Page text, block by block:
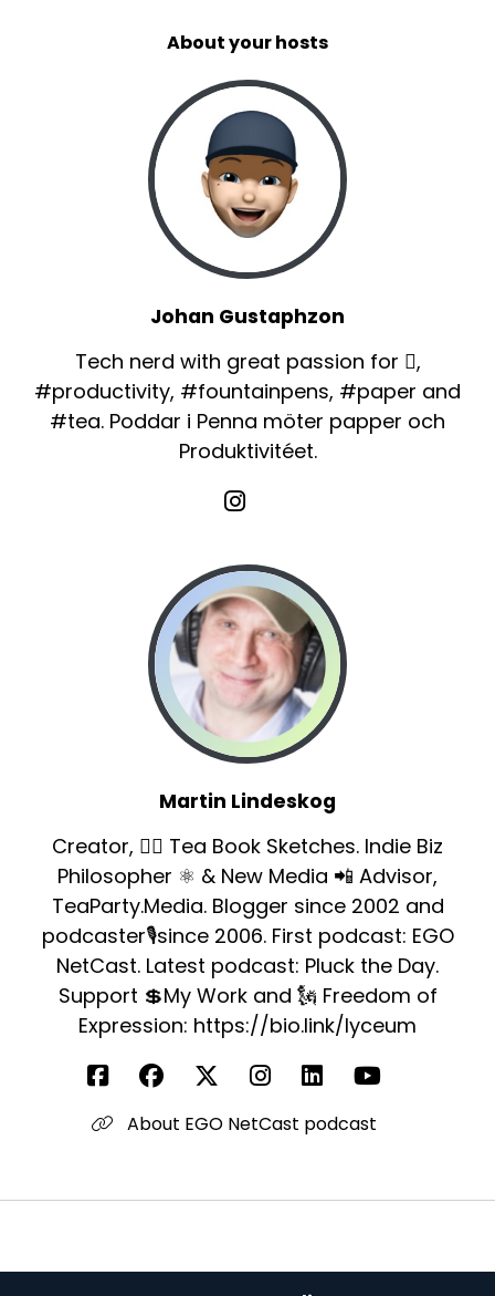
About your hosts
Johan Gustaphzon
Tech nerd with great passion for ,
#productivity, #fountainpens, #paper and
#tea. Poddar i Penna möter papper och
Produktivitéet.
Martin Lindeskog
Creator, ✍🏻 Tea Book Sketches. Indie Biz
Philosopher ⚛️ & New Media 📲 Advisor,
TeaParty.Media. Blogger since 2002 and
podcaster🎙since 2006. First podcast: EGO
NetCast. Latest podcast: Pluck the Day.
Support 💲My Work and 🗽 Freedom of
Expression: https://bio.link/lyceum
About EGO NetCast podcast